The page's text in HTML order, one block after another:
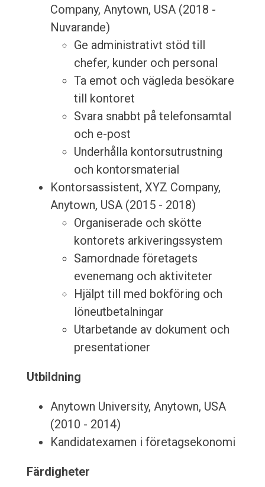
Company, Anytown, USA (2018 -
Nuvarande)
Ge administrativt stöd till
chefer, kunder och personal
Ta emot och vägleda besökare
till kontoret
Svara snabbt på telefonsamtal
och e-post
Underhålla kontorsutrustning
och kontorsmaterial
Kontorsassistent, XYZ Company,
Anytown, USA (2015 - 2018)
Organiserade och skötte
kontorets arkiveringssystem
Samordnade företagets
evenemang och aktiviteter
Hjälpt till med bokföring och
löneutbetalningar
Utarbetande av dokument och
presentationer
Utbildning
Anytown University, Anytown, USA
(2010 - 2014)
Kandidatexamen i företagsekonomi
Färdigheter